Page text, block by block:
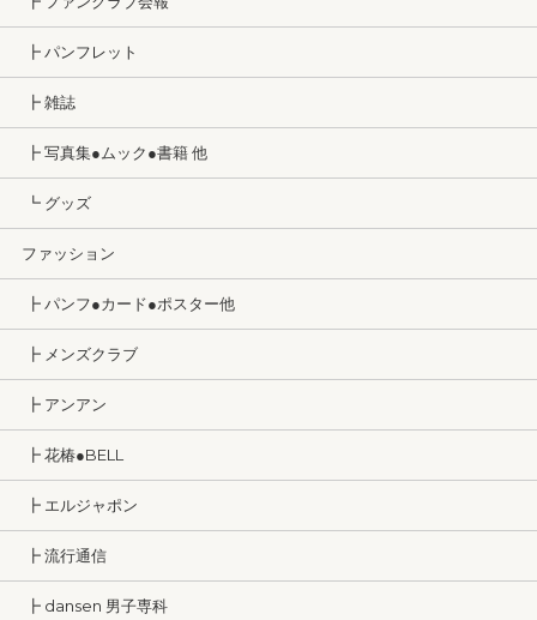
┣ パンフレット
┣ 雑誌
┣ 写真集●ムック●書籍 他
┗ グッズ
ファッション
┣ パンフ●カード●ポスター他
┣ メンズクラブ
┣ アンアン
┣ 花椿●BELL
┣ エルジャポン
┣ 流行通信
┣ dansen 男子専科